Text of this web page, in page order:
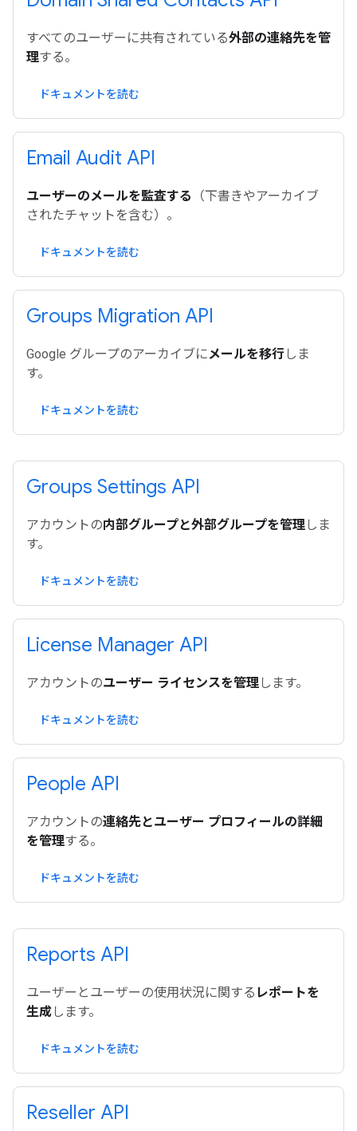
すべてのユーザーに共有されている外部の連絡先を管
理する。
ドキュメントを読む
Email Audit API
ユーザーのメールを監査する
（下書きやアーカイブ
されたチャットを含む）。
ドキュメントを読む
Groups Migration API
Google グループのアーカイブにメールを移行 しま
す。
ドキュメントを読む
Groups Settings API
アカウントの内部グループと外部グループを管理 しま
す。
ドキュメントを読む
License Manager API
アカウントのユーザー ライセンスを管理 します。
ドキュメントを読む
People API
アカウントの連絡先とユーザー プロフィールの詳細
を管理する。
ドキュメントを読む
Reports API
ユーザーとユーザーの使用状況に関する レポートを
生成 します。
ドキュメントを読む
Reseller API